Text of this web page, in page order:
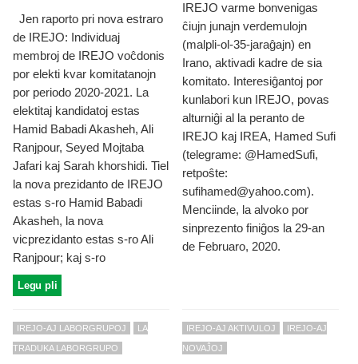
Jen raporto pri nova estraro
de IREJO: Individuaj
membroj de IREJO voĉdonis
por elekti kvar komitatanojn
por periodo 2020-2021. La
elektitaj kandidatoj estas
Hamid Babadi Akasheh, Ali
Ranjpour, Seyed Mojtaba
Jafari kaj Sarah khorshidi. Tiel
la nova prezidanto de IREJO
estas s-ro Hamid Babadi
Akasheh, la nova
vicprezidanto estas s-ro Ali
Ranjpour; kaj s-ro
Legu pli
IREJO varme bonvenigas
ĉiujn junajn verdemulojn
(malpli-ol-35-jaraĝajn) en
Irano, aktivadi kadre de sia
komitato. Interesiĝantoj por
kunlabori kun IREJO, povas
alturniĝi al la peranto de
IREJO kaj IREA, Hamed Sufi
(telegrame: @HamedSufi,
retpoŝte:
sufihamed@yahoo.com).
Menciinde, la alvoko por
sinprezento finiĝos la 29-an
de Februaro, 2020.
IREJO-AJ LABORGRUPOJ LA
TRADUKA LABORGRUPO
IREJO-AJ AKTIVULOJ IREJO-AJ
NOVAĴOJ